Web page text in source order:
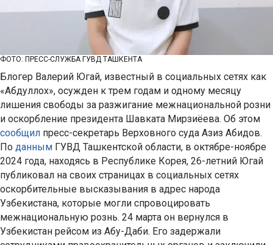
ФОТО: ПРЕСС-СЛУЖБА ГУВД ТАШКЕНТА
Блогер Валерий Югай, известный в социальных сетях как
«Абдуллох», осужден к трем годам и одному месяцу
лишения свободы за разжигание межнациональной розни
и оскорбление президента Шавката Мирзиёева. Об этом
сообщил пресс-секретарь Верховного суда Азиз Абидов.
По данным ГУВД Ташкентской области, в октябре-ноябре
2024 года, находясь в Республике Корея, 26-летний Югай
публиковал на своих страницах в социальных сетях
оскорбительные высказывания в адрес народа
Узбекистана, которые могли спровоцировать
межнациональную рознь. 24 марта он вернулся в
Узбекистан рейсом из Абу-Даби. Его задержали